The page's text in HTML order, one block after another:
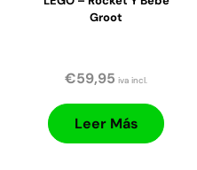
Groot
€59,95 iva incl.
Leer Más